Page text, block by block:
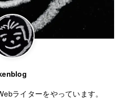
ライターをやっています。